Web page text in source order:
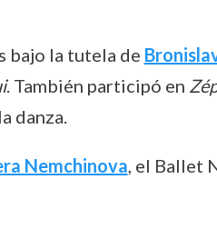
bajo la tutela de
. También participó en
danza.
Nemchinova, el Ballet